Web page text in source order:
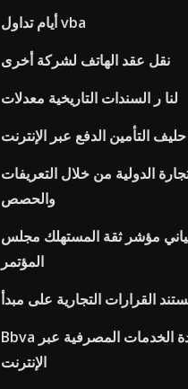
أيام تداول vba
نقل عقد الهاتف لشركة أخرى
لنا ر السندات التاريخية معدلات
حليف التأمين الدفع عبر الإنترنت
الدولية من خلال التعريفات
والحصص
مؤشر ثقة المستهلك مجلس
المؤتمر
القرارات التجارية على مبدأ
Bbva البوصلة مساعدة الخدمات المصرفية عبر
الإنترنت